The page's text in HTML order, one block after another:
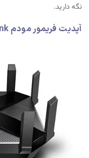
نگه دارید.
آپدیت فریمور مودم TP-Link